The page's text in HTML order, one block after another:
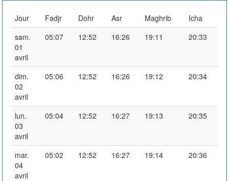
Jour Fadjr Dohr Asr Maghrib
Icha
sam.
01
avril
05:07 12:52 16:26 19:11 20:33
dim.
02
avril
05:06 12:52 16:26 19:12 20:34
lun.
03
avril
05:04 12:52 16:27 19:13 20:35
mar.
04
avril
05:02 12:52 16:27 19:14 20:36